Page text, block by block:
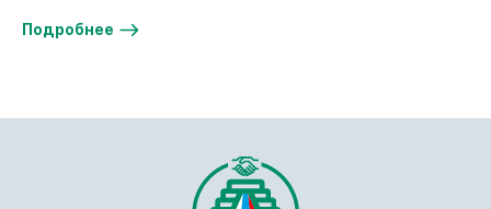
Подробнее